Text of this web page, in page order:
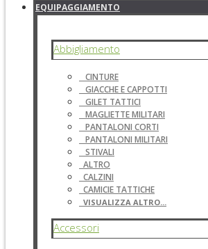
EQUIPAGGIAMENTO
Abbigliamento
CINTURE
GIACCHE E CAPPOTTI
GILET TATTICI
MAGLIETTE MILITARI
PANTALONI CORTI
PANTALONI MILITARI
STIVALI
ALTRO
CALZINI
CAMICIE TATTICHE
VISUALIZZA ALTRO...
Accessori